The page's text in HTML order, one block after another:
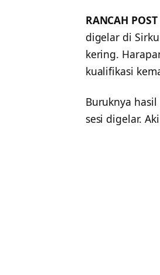
RANCAH POST
digelar di
kering.
kualifikasi
Buruknya
sesi digelar.